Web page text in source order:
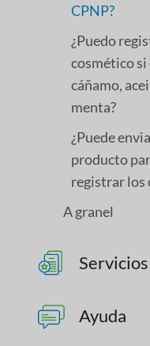
CPNP?
¿Puedo
cosmético
cáñamo,
menta?
¿Puede
producto
registrar los
A granel
Servicios
Ayuda